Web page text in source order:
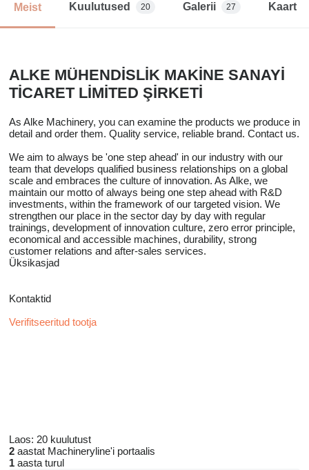
Meist Kuulutused 20 Galerii 27 Kaart
ALKE MÜHENDİSLİK MAKİNE SANAYİ
TİCARET LİMİTED ŞİRKETİ
As Alke Machinery, you can examine the products we produce in
detail and order them. Quality service, reliable brand. Contact us.
We aim to always be 'one step ahead' in our industry with our
team that develops qualified business relationships on a global
scale and embraces the culture of innovation. As Alke, we
maintain our motto of always being one step ahead with R&D
investments, within the framework of our targeted vision. We
strengthen our place in the sector day by day with regular
trainings, development of innovation culture, zero error principle,
economical and accessible machines, durability, strong
customer relations and after-sales services.
Üksikasjad
Kontaktid
Verifitseeritud tootja
Laos: 20 kuulutust
2 aastat Machineryline'i portaalis
1 aasta turul